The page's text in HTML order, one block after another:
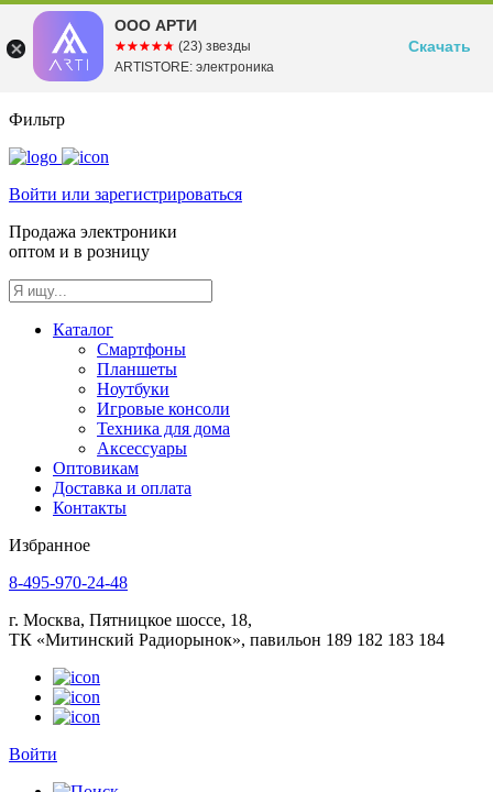
Фильтр
Войти или зарегистрироваться
Продажа электроники
оптом и в розницу
Каталог
Смартфоны
Планшеты
Ноутбуки
Игровые консоли
Техника для дома
Аксессуары
Оптовикам
Доставка и оплата
Контакты
Избранное
8-495-970-24-48
г. Москва, Пятницкое шоссе, 18,
ТК «Митинский Радиорынок», павильон 189 182 183 184
Войти
ООО АРТИ
☆☆☆☆☆
★★★★★ (23) звезды
ARTISTORE: электроника
Скачать